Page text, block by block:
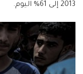
2013 إلى 61% اليوم.